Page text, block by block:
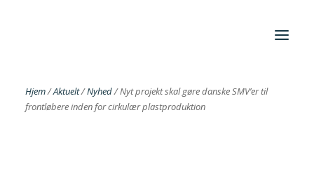
Foreningen
Hjem/Aktuelt/Nyhed/Nyt projekt skal gøre danske SMV’er til
frontløbere inden for cirkulær plastproduktion